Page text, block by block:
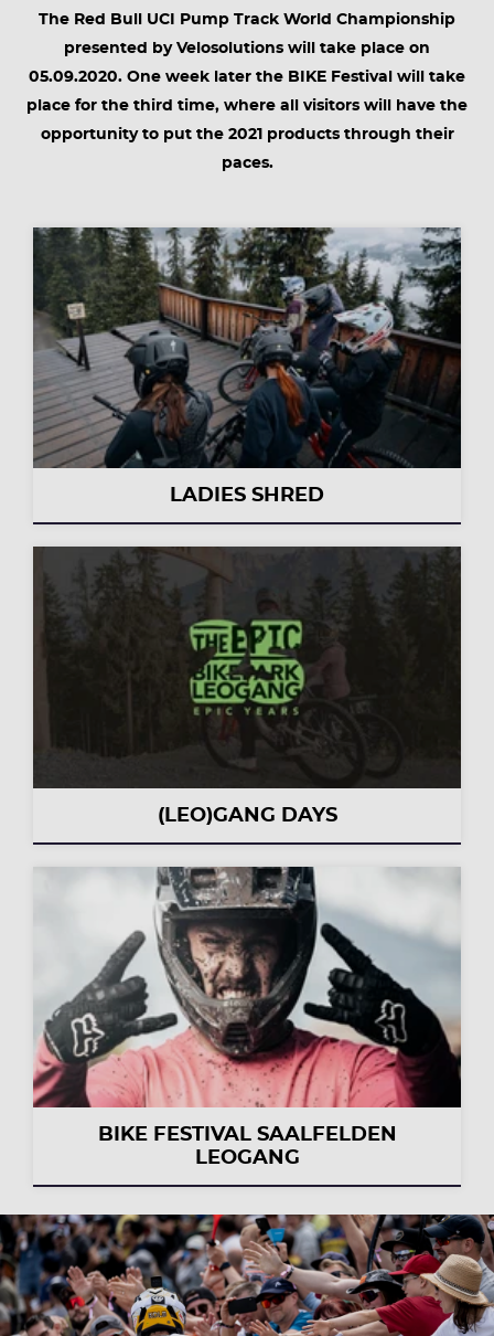
The Red Bull UCI Pump Track World Championship
presented by Velosolutions will take place on
05.09.2020. One week later the BIKE Festival will take
place for the third time, where all visitors will have the
opportunity to put the 2021 products through their
paces.
LADIES SHRED
(LEO)GANG DAYS
BIKE FESTIVAL SAALFELDEN
LEOGANG